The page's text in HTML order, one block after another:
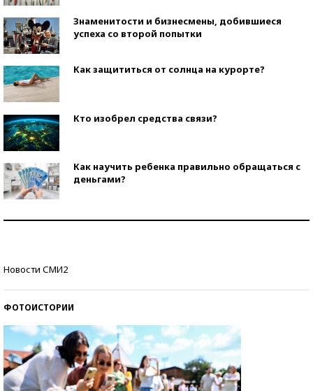
Знаменитости и бизнесмены, добившиеся
успеха со второй попытки
Как защититься от солнца на курорте?
Кто изобрел средства связи?
Как научить ребенка правильно обращаться с
деньгами?
Новости СМИ2
ФОТОИСТОРИИ